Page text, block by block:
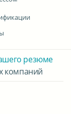
резюме
компаний